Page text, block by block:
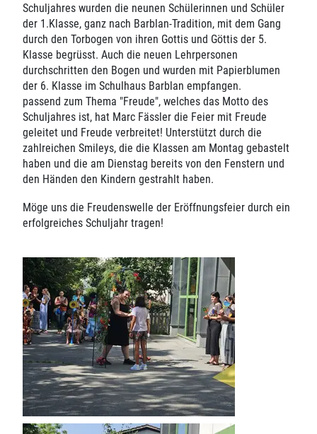
Schuljahres wurden die neunen Schülerinnen und Schüler
der 1.Klasse, ganz nach Barblan-Tradition, mit dem Gang
durch den Torbogen von ihren Gottis und Göttis der 5.
Klasse begrüsst. Auch die neuen Lehrpersonen
durchschritten den Bogen und wurden mit Papierblumen
der 6. Klasse im Schulhaus Barblan empfangen.
passend zum Thema "Freude", welches das Motto des
Schuljahres ist, hat Marc Fässler die Feier mit Freude
geleitet und Freude verbreitet! Unterstützt durch die
zahlreichen Smileys, die die Klassen am Montag gebastelt
haben und die am Dienstag bereits von den Fenstern und
den Händen den Kindern gestrahlt haben.
Möge uns die Freudenswelle der Eröffnungsfeier durch ein
erfolgreiches Schuljahr tragen!